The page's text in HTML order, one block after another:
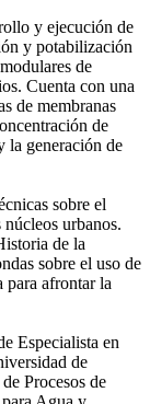
y ejecución de
y potabilización
de
Cuenta con una
de membranas
de
la generación de
sobre el
urbanos.
de la
sobre el uso de
para afrontar la
Especialista en
de
Procesos de